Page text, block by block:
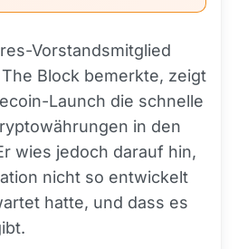
Vorstandsmitglied
Block bemerkte, zeigt
Launch die schnelle
in den
wies jedoch darauf hin,
nicht so entwickelt
hatte, und dass es